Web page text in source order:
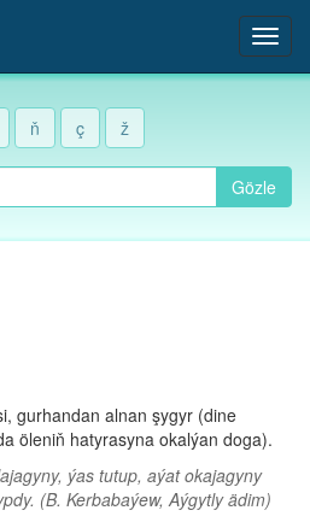
ň ç ž
Gözle
gurhandan alnan şygyr (dine
öleniň hatyrasyna okalýan doga).
ýas tutup, aýat okajagyny
(B. Kerbabaýew, Aýgytly ädim)